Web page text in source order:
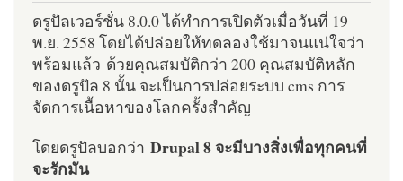
ดรูปัลเวอร์ชั่น 8.0.0 ได้ทำการเปิดตัวเมื่อวันที่ 19
พ.ย. 2558 โดยได้ปล่อยให้ทดลองใช้มาจนแน่ใจว่า
พร้อมแล้ว ด้วยคุณสมบัติกว่า 200 คุณสมบัติหลัก
ของดรูปัล 8 นั้น จะเป็นการปล่อยระบบ cms การ
จัดการเนื้อหาของโลกครั้งสำคัญ
โดยดรูปัลบอกว่า Drupal 8 จะมีบางสิ่งเพื่อทุกคนที่
จะรักมัน